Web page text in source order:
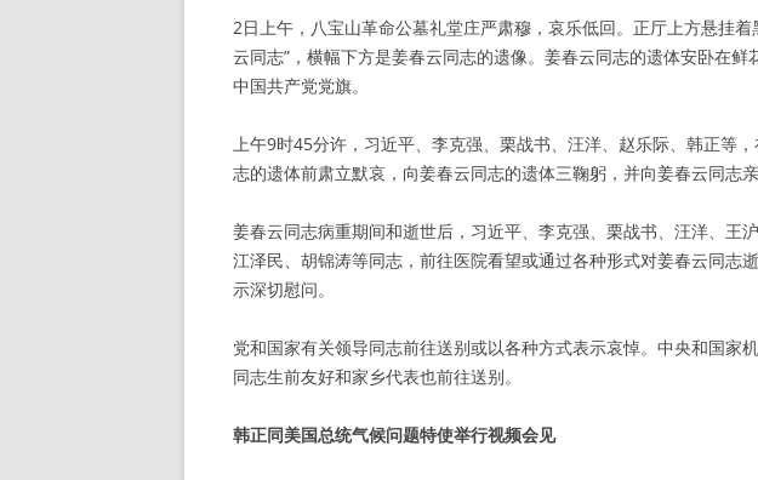
2日上午，八宝山革命公墓礼堂庄严肃穆，哀乐低回。正厅上方悬挂着
云同志”，横幅下方是姜春云同志的遗像。姜春云同志的遗体安卧在鲜
中国共产党党旗。
上午9时45分许，习近平、李克强、栗战书、汪洋、赵乐际、韩正等
志的遗体前肃立默哀，向姜春云同志的遗体三鞠躬，并向姜春云同志亲
姜春云同志病重期间和逝世后，习近平、李克强、栗战书、汪洋、王
江泽民、胡锦涛等同志，前往医院看望或通过各种形式对姜春云同志
示深切慰问。
党和国家有关领导同志前往送别或以各种方式表示哀悼。中央和国家
同志生前友好和家乡代表也前往送别。
韩正同美国总统气候问题特使举行视频会见